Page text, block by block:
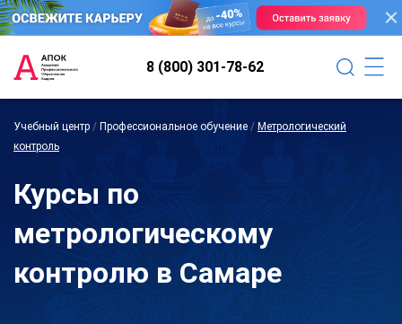
8 (800) 301-78-62
Учебный центр / Профессиональное обучение / Метрологический
контроль
Курсы по
метрологическому
контролю в Самаре